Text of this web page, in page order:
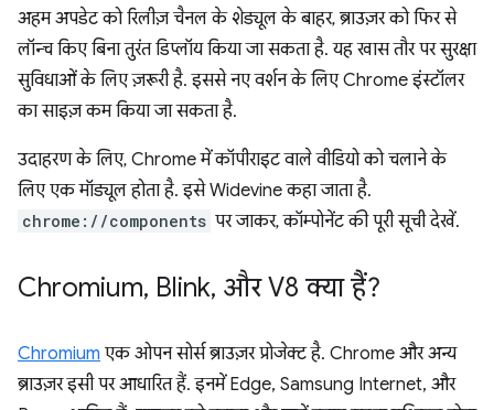
अहम अपडेट को रिलीज़ चैनल के शेड्यूल के बाहर, ब्राउज़र को फिर से
लॉन्च किए बिना तुरंत डिप्लॉय किया जा सकता है. यह खास तौर पर सुरक्षा
सुविधाओं के लिए ज़रूरी है. इससे नए वर्शन के लिए Chrome इंस्टॉलर
का साइज़ कम किया जा सकता है.
उदाहरण के लिए, Chrome में कॉपीराइट वाले वीडियो को चलाने के
लिए एक मॉड्यूल होता है. इसे Widevine कहा जाता है.
chrome://components पर जाकर, कॉम्पोनेंट की पूरी सूची देखें.
Chromium, Blink, और V8 क्या हैं?
Chromium एक ओपन सोर्स ब्राउज़र प्रोजेक्ट है. Chrome और अन्य
ब्राउज़र इसी पर आधारित हैं. इनमें Edge, Samsung Internet, और